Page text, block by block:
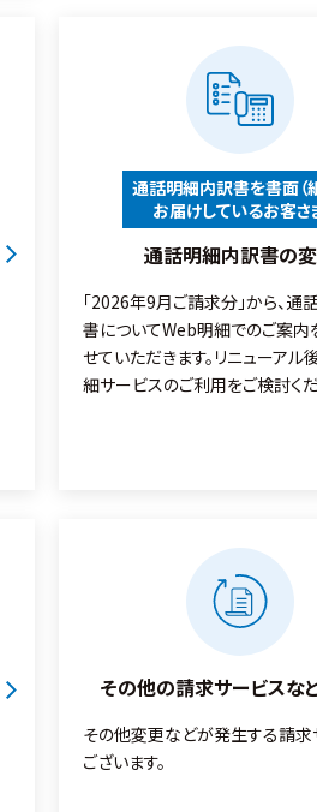
通話明細内訳書を書面（
お届けしているお客さ
通話明細内訳書の
「2026年9月ご請求分」から、通
書についてWeb明細でのご案内
せていただきます。リニューアル
細サービスのご利用をご検討くだ
その他の請求サービスな
その他変更などが発生する請
ございます。